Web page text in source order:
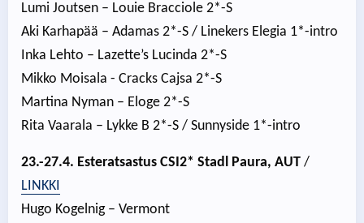
Lumi Joutsen – Louie Bracciole 2*-S
Aki Karhapää – Adamas 2*-S / Linekers Elegia 1*-intro
Inka Lehto – Lazette’s Lucinda 2*-S
Mikko Moisala - Cracks Cajsa 2*-S
Martina Nyman – Eloge 2*-S
Rita Vaarala – Lykke B 2*-S / Sunnyside 1*-intro
23.-27.4. Esteratsastus CSI2* Stadl Paura, AUT /
LINKKI
Hugo Kogelnig – Vermont